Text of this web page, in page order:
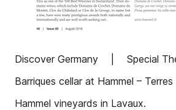
Discover Germany | Special
Barriques cellar at Hammel –
Hammel vineyards in Lavaux.